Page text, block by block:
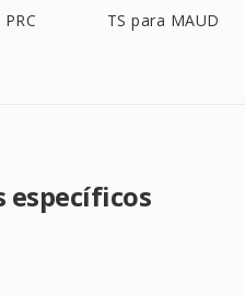
TS para MAUD
específicos